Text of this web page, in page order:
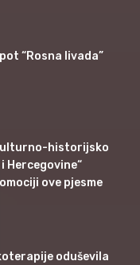
“Rosna livada”
historijsko
Hercegovine“
ove pjesme
oduševila